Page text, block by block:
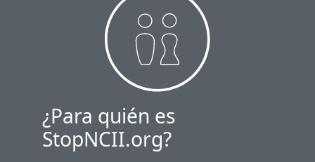
¿Para quién es
StopNCII.org?